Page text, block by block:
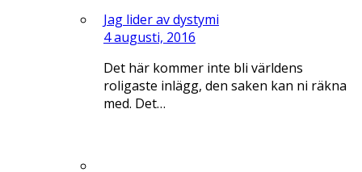
Jag lider av dystymi
4 augusti, 2016
Det här kommer inte bli världens
roligaste inlägg, den saken kan ni räkna
med. Det…